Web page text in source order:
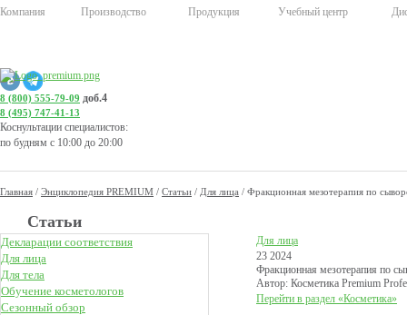
Компания Производство Продукция Учебный центр
8 (800) 555-79-09 доб.4
8 (495) 747-41-13
Коснультации специалистов:
по будням с 10:00 до 20:00
Главная / Энциклопедия PREMIUM / Статьи / Для лица / Фракционная мезотерапия по
Статьи
Декларации соответствия
Для лица
Для тела
Обучение косметологов
Сезонный обзор
Для лица
23 2024
Фракционная мезотерапия по
Автор: Косметика Premium
Перейти в раздел «Косметика»